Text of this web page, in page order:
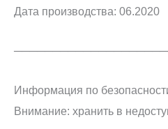
Дата производства: 06.2020
Информация по
Внимание: хранить в